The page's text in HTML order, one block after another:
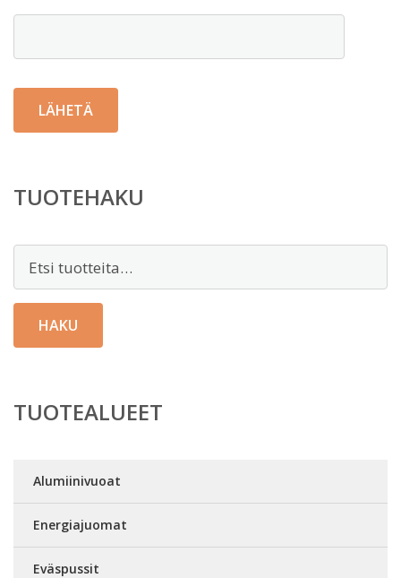
TUOTEHAKU
HAKU
TUOTEALUEET
Alumiinivuoat
Energiajuomat
Eväspussit